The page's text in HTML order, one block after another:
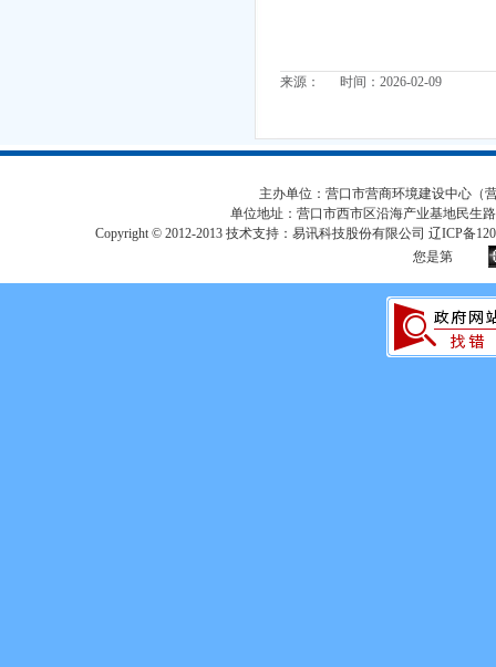
来源： 时间：2026-02-09
主办单位：营口市营商环境建设中心（
单位地址：营口市西市区沿海产业基地民生
Copyright © 2012-2013 技术支持：易讯科技股份有限公司 辽ICP备
您是第